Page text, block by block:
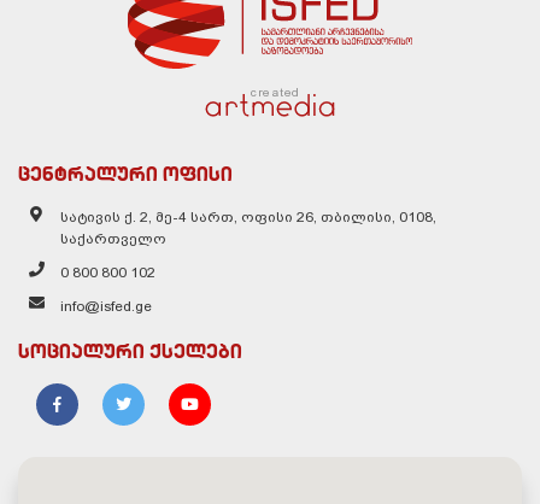
created
ცენტრალური ოფისი
სატივის ქ. 2, მე-4 სართ, ოფისი 26, თბილისი, 0108,
საქართველო
0 800 800 102
info@isfed.ge
სოციალური ქსელები